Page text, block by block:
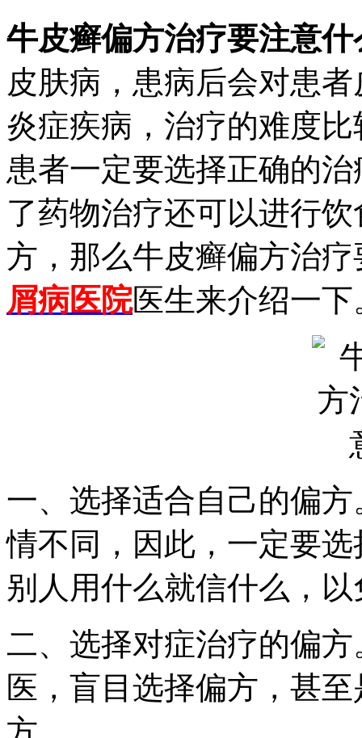
牛皮癣偏方治疗要注意什
皮肤病，患病后会对患
炎症疾病，治疗的难度
患者一定要选择正确的
了药物治疗还可以进行
方，那么牛皮癣偏方治
屑病医院医生来介绍一下
一、选择适合自己的偏
情不同，因此，一定要
别人用什么就信什么，
二、选择对症治疗的偏
医，盲目选择偏方，甚